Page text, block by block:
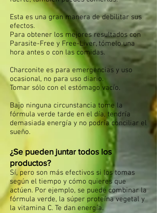
Esta es una gran manera de debilitar sus
efectos.
Para obtener los mejores resultados con
Parasite-Free y Free-Liver, tómelo una
hora antes o con las comidas.
Charconite es para emergencias y uso
ocasional, no para uso diario.
Tomar sólo con el estómago vacío.
Bajo ninguna circunstancia tome la
fórmula verde tarde en el día, tendría
demasiada energía y no podría conciliar el
sueño.
¿Se pueden juntar todos los
productos?
Sí, pero son más efectivos si los tomas
según el tiempo y cómo quieres que
actúen. Por ejemplo, se puede combinar la
fórmula verde, la súper proteína vegetal y
la vitamina C. Te dan energía.